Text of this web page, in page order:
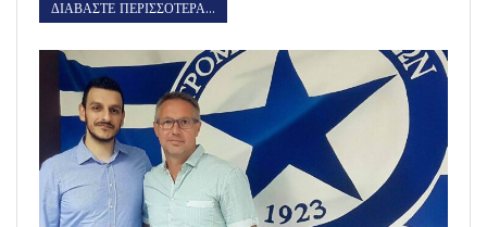
ΔΙΑΒΑΣΤΕ ΠΕΡΙΣΣΟΤΕΡΑ...